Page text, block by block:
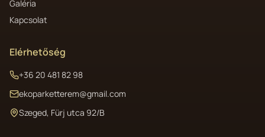
Galéria
Kapcsolat
Elérhetőség
+36 20 481 82 98
ekoparketterem@gmail.com
Szeged, Fürj utca 92/B